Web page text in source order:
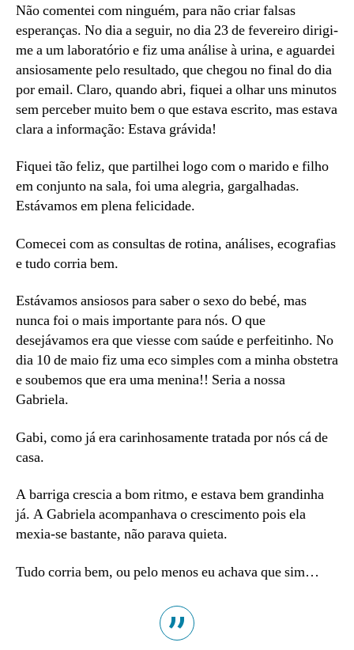
Não comentei com ninguém, para não criar falsas
esperanças. No dia a seguir, no dia 23 de fevereiro dirigi-
me a um laboratório e fiz uma análise à urina, e aguardei
ansiosamente pelo resultado, que chegou no final do dia
por email. Claro, quando abri, fiquei a olhar uns minutos
sem perceber muito bem o que estava escrito, mas estava
clara a informação: Estava grávida!
Fiquei tão feliz, que partilhei logo com o marido e filho
em conjunto na sala, foi uma alegria, gargalhadas.
Estávamos em plena felicidade.
Comecei com as consultas de rotina, análises, ecografias
e tudo corria bem.
Estávamos ansiosos para saber o sexo do bebé, mas
nunca foi o mais importante para nós. O que
desejávamos era que viesse com saúde e perfeitinho. No
dia 10 de maio fiz uma eco simples com a minha obstetra
e soubemos que era uma menina!! Seria a nossa
Gabriela.
Gabi, como já era carinhosamente tratada por nós cá de
casa.
A barriga crescia a bom ritmo, e estava bem grandinha
já. A Gabriela acompanhava o crescimento pois ela
mexia-se bastante, não parava quieta.
Tudo corria bem, ou pelo menos eu achava que sim…